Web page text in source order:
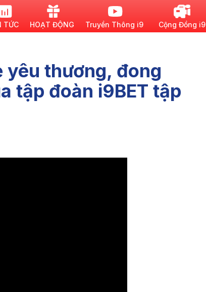
TỨC HOẠT ĐỘNG Truyền Thông i9 Cộng Đồng i9
yêu thương, đong
tập đoàn i9BET tập